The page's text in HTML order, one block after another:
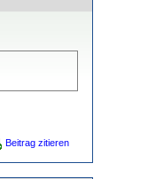
Beitrag zitieren